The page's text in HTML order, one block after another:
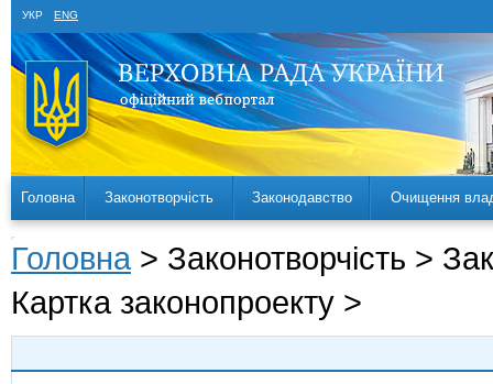
УКР ENG
Головна Законотворчість Законодавство Очищення
Головна > Законотворчість >
Картка законопроекту >